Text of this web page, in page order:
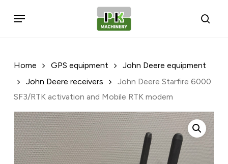
Menu
Home GPS equipment
John Deere equipment
John Deere receivers
John Deere Starfire 6000
SF3/RTK activation and Mobile RTK modem
Wees de eerste om
activation and Mobile
RTK modem” te
Je e-mailadres wordt niet
gepubliceerd. Vereiste velden zijn
gemarkeerd met*
Je waardering*